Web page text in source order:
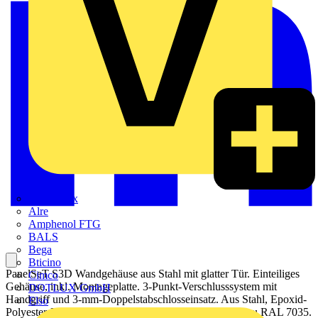
Adaptaflex
Alre
Amphenol FTG
BALS
Bega
Bticino
Cimco
DOTLUX GmbH
Elso
PanelSeT S3D Wandgehäuse aus Stahl mit glatter Tür. Einteiliges
Gehäuse, inkl. Montageplatte. 3-Punkt-Verschlusssystem mit
Handgriff und 3-mm-Doppelstabschlosseinsatz. Aus Stahl, Epoxid-
Polyester-Pulverlackierung. Schutzart IP 66, IK10, Grau RAL 7035.